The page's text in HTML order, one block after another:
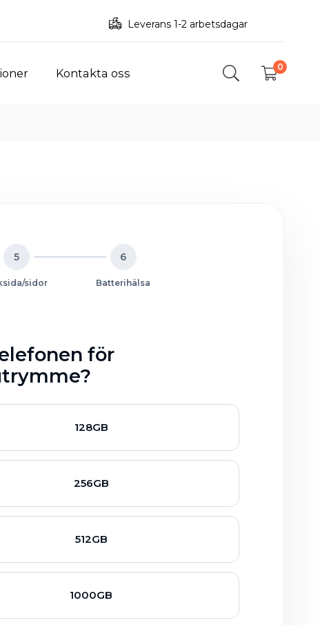
Leverans 1-2 arbetsdagar
Kontakta oss 0
5
sidor
6
Batterihälsa
för
128GB
256GB
512GB
1000GB